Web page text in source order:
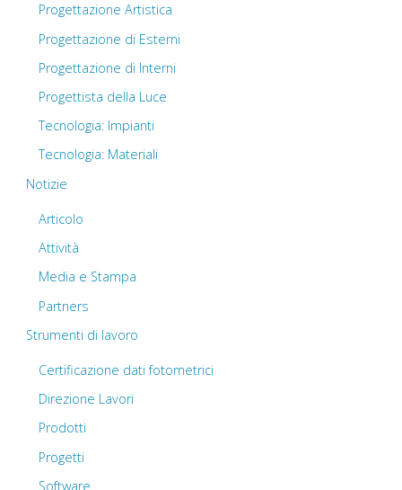
Progettazione Artistica
Progettazione di Esterni
Progettazione di Interni
Progettista della Luce
Tecnologia: Impianti
Tecnologia: Materiali
Notizie
Articolo
Attività
Media e Stampa
Partners
Strumenti di lavoro
Certificazione dati fotometrici
Direzione Lavori
Prodotti
Progetti
Software